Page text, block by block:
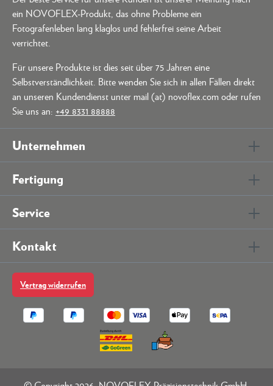
ein NOVOFLEX-Produkt, das ohne Probleme ein
Fotografenleben lang klaglos und fehlerfrei seine Arbeit
verrichtet.
Für unsere Produkte ist dies seit über 75 Jahren eine
Selbstverständlichkeit. Bitte wenden Sie sich in allen Fällen direkt
an unseren Kundendienst unter mail (at) novoflex.com oder rufen
Sie uns an: +49 8331 88888
Unternehmen
Fertigung
Service
Kontakt
Vertrag widerrufen